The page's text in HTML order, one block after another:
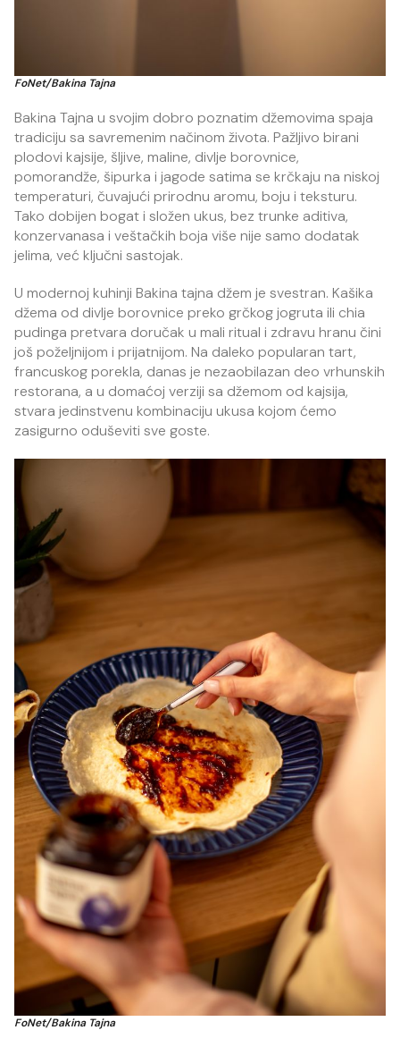
FoNet/Bakina Tajna
Bakina Tajna u svojim dobro poznatim džemovima spaja
tradiciju sa savremenim načinom života. Pažljivo birani
plodovi kajsije, šljive, maline, divlje borovnice,
pomorandže, šipurka i jagode satima se krčkaju na niskoj
temperaturi, čuvajući prirodnu aromu, boju i teksturu.
Tako dobijen bogat i složen ukus, bez trunke aditiva,
konzervanasa i veštačkih boja više nije samo dodatak
jelima, već ključni sastojak.
U modernoj kuhinji Bakina tajna džem je svestran. Kašika
džema od divlje borovnice preko grčkog jogruta ili chia
pudinga pretvara doručak u mali ritual i zdravu hranu čini
još poželjnijom i prijatnijom. Na daleko popularan tart,
francuskog porekla, danas je nezaobilazan deo vrhunskih
restorana, a u domaćoj verziji sa džemom od kajsija,
stvara jedinstvenu kombinaciju ukusa kojom ćemo
zasigurno oduševiti sve goste.
FoNet/Bakina Tajna